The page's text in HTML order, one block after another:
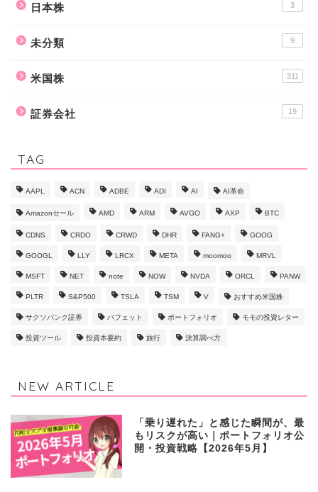
日本株 3
未分類 9
米国株 311
証券会社 19
TAG
AAPL ACN ADBE ADI AI AI革命
Amazonセール AMD ARM AVGO AXP BTC
CDNS CRDO CRWD DHR FANG+ GOOG
GOOGL LLY LRCX META moomoo MRVL
MSFT NET note NOW NVDA ORCL PANW
PLTR S&P500 TSLA TSM V おすすめ米国株
サクソバンク証券 バフェット ポートフォリオ モモの投資レター
投資ツール 投資本要約 旅行 決算調べ方
NEW ARTICLE
「乗り遅れた」と感じた瞬間が、最
もリスクが高い｜ポートフォリオ公
開・投資戦略【2026年5月】